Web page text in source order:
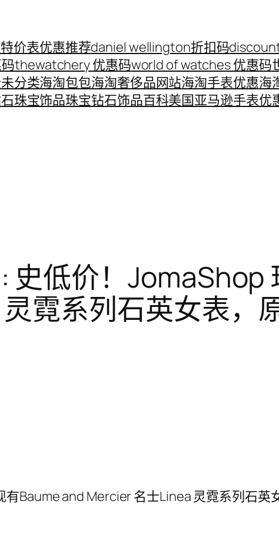
价表优惠推荐daniel wellington折扣码
thewatchery 优惠码world of watches 优惠码
未分类海淘包包海淘奢侈品网站海淘手表优惠海
珠宝饰品珠宝钻石饰品百科美国亚马逊手表优
史低价！JomaShop
霓系列石英女表，
有Baume and Mercier 名士Linea 灵霓系列石